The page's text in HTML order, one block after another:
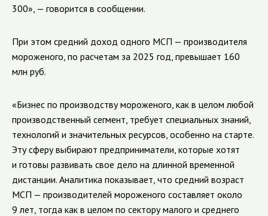
300», — говорится в сообщении.
При этом средний доход одного МСП — производителя
мороженого, по расчетам за 2025 год, превышает 160
млн руб.
«Бизнес по производству мороженого, как в целом любой
производственный сегмент, требует специальных знаний,
технологий и значительных ресурсов, особенно на старте.
Эту сферу выбирают предприниматели, которые хотят
и готовы развивать свое дело на длинной временной
дистанции. Аналитика показывает, что средний возраст
МСП — производителей мороженого составляет около
9 лет, тогда как в целом по сектору малого и среднего